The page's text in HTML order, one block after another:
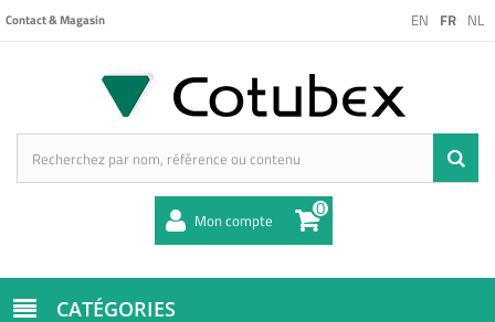
EN FR NL
Contact & Magasin
Mon compte 0
CATÉGORIES